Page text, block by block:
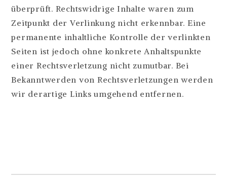
überprüft. Rechtswidrige Inhalte waren zum
Zeitpunkt der Verlinkung nicht erkennbar. Eine
permanente inhaltliche Kontrolle der verlinkten
Seiten ist jedoch ohne konkrete Anhaltspunkte
einer Rechtsverletzung nicht zumutbar. Bei
Bekanntwerden von Rechtsverletzungen werden
wir derartige Links umgehend entfernen.